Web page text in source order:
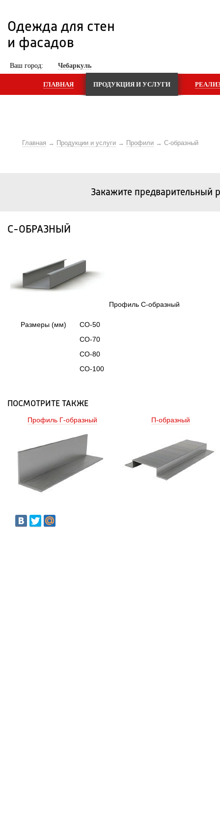
Одежда для стен
и фасадов
Ваш город: Чебаркуль
ГЛАВНАЯ ПРОДУКЦИЯ И УСЛУГИ
Главная Продукции и услуги Профили С-образный
Закажите предварительный
С-ОБРАЗНЫЙ
Профиль С-образный
Размеры (мм)
СО-50
СО-70
СО-80
СО-100
ПОСМОТРИТЕ ТАКЖЕ
Профиль Г-образный П-образный